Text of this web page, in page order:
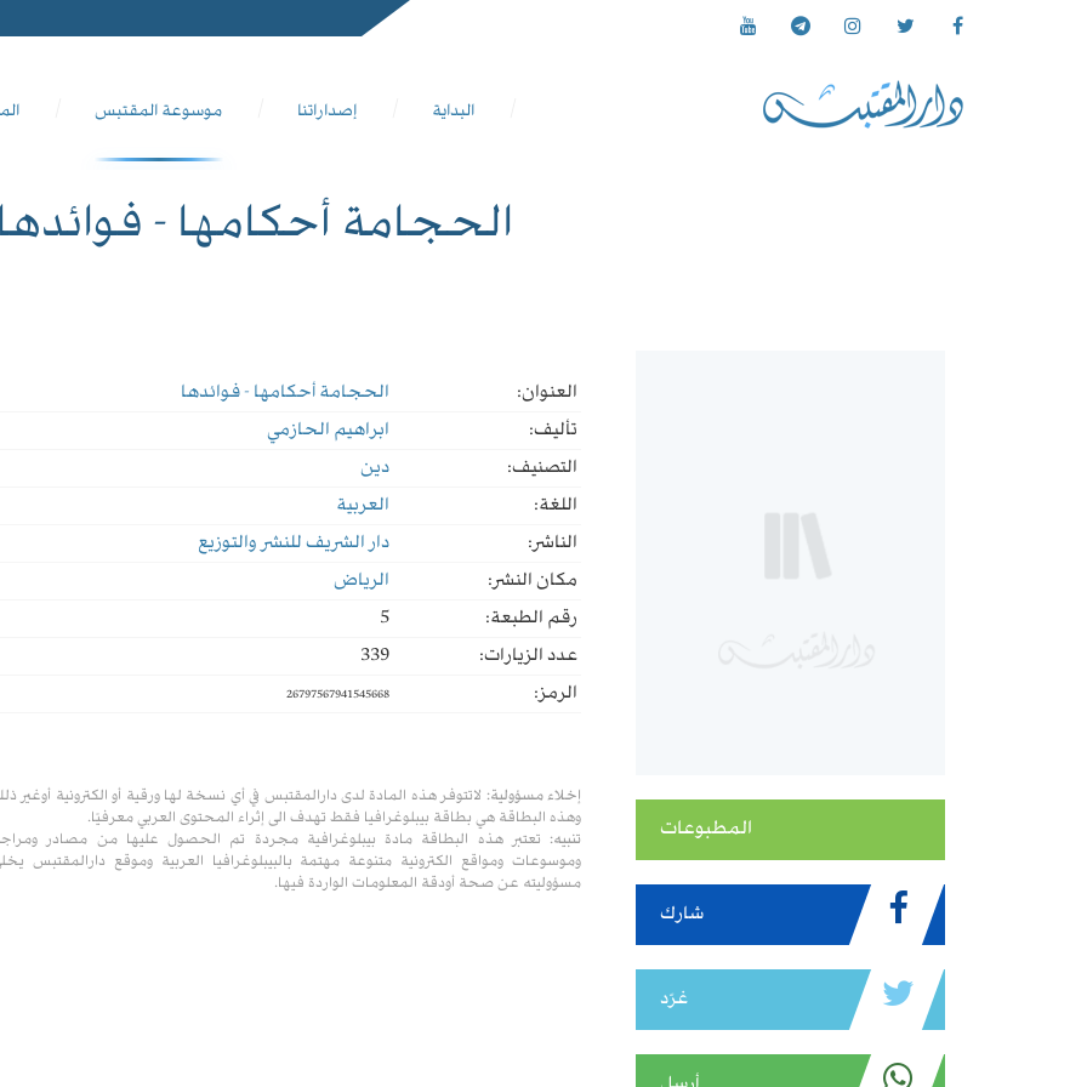
البداية إصداراتنا موسوعة المقتبس
الحجامة أحكامها - فوائدها
المطبوعات
شارك
غرّد
العنوان:
الحجامة أحكامها - فوائدها
تأليف:
ابراهيم الحازمي
التصنيف:
دين
اللغة:
العربية
الناشر:
دار الشريف للنشر والتوزيع
مكان النشر:
الرياض
رقم الطبعة:
5
عدد الزيارات:
339
الرمز:
26797567941545668
إخلاء مسؤولية: لاتتوفر هذه المادة لدى دارالمقتبس في أي نسخة لها ورقية أو الكترونية أوغير
وهذه البطاقة هي بطاقة بيبلوغرافيا فقط تهدف الى إثراء المحتوى العربي معرفيًا.
تنبيه: تعتبر هذه البطاقة مادة بيبلوغرافية مجردة تم الحصول عليها من مصادر
وموسوعات ومواقع الكترونية متنوعة مهتمة بالبيبلوغرافيا العربية وموقع دارالمقتبس
مسؤوليته عن صحة أودقة المعلومات الواردة فيها.